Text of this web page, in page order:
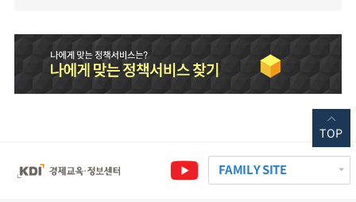
FAMILY SITE
TOP